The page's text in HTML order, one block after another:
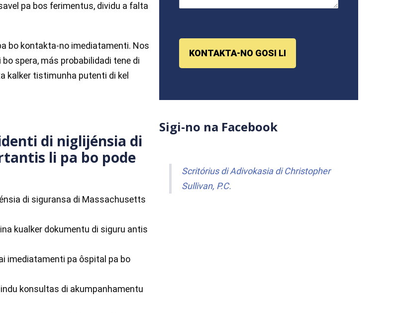
pa bos ferimentus, dividu a falta
bo kontakta-no imediatamenti. Nos
spera, más probabilidadi tene di
kalker tistimunha putenti di kel
di niglijénsia di
li pa bo pode
di siguransa di Massachusetts
kualker dokumentu di siguru antis
imediatamenti pa ôspital pa bo
konsultas di akumpanhamentu
KONTAKTA-NO GOSI LI
Sigi-no na Facebook
Scritórius di Adivokasia di Christopher
Sullivan, P.C.